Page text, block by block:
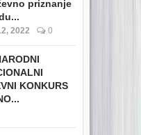
priznanje
2022 0
KONKURS